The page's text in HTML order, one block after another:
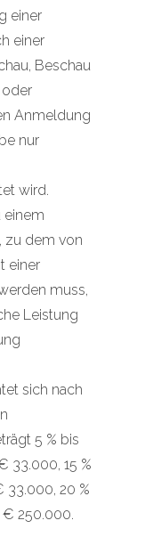
einer
einer
Beschau
Anmeldung
nur
wird.
einem
zu dem von
einer
muss,
Leistung
sich nach
5 % bis
33.000, 15 %
33.000, 20 %
250.000.